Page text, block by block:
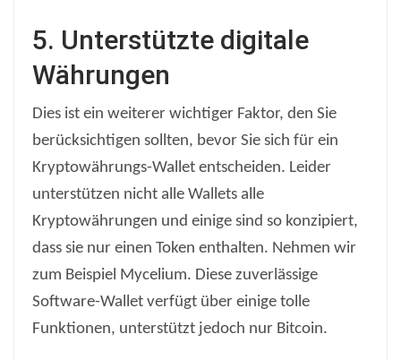
5. Unterstützte digitale
Währungen
Dies ist ein weiterer wichtiger Faktor, den Sie
berücksichtigen sollten, bevor Sie sich für ein
Kryptowährungs-Wallet entscheiden. Leider
unterstützen nicht alle Wallets alle
Kryptowährungen und einige sind so konzipiert,
dass sie nur einen Token enthalten. Nehmen wir
zum Beispiel Mycelium. Diese zuverlässige
Software-Wallet verfügt über einige tolle
Funktionen, unterstützt jedoch nur Bitcoin.